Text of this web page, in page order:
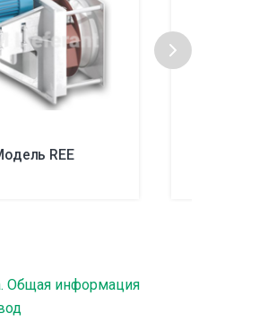
REE
Общая информация